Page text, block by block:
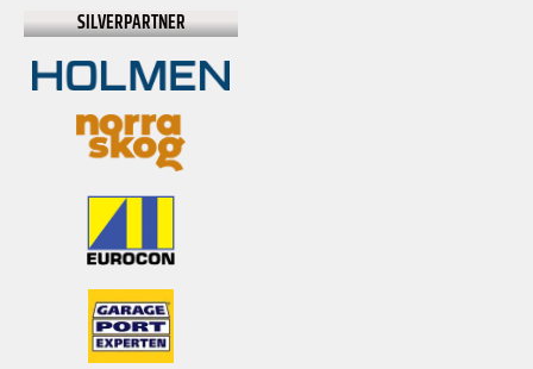
SILVERPARTNER